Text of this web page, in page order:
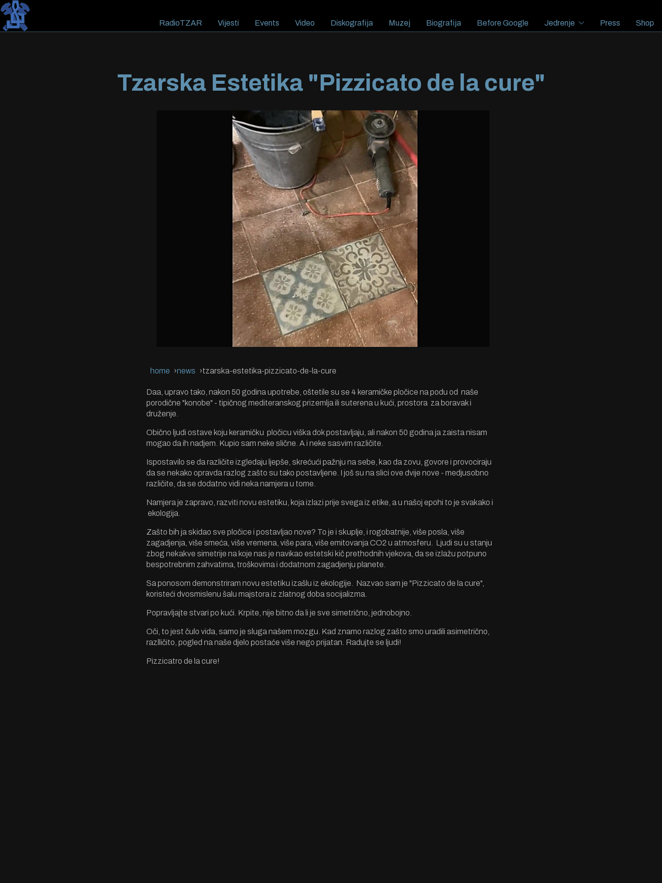
RadioTZAR Vijesti Events Video Diskografija Muzej Biografija Before Google Jedrenje Press Shop
Tzarska Estetika "Pizzicato de la cure"
home news tzarska-estetika-pizzicato-de-la-cure
Daa, upravo tako, nakon 50 godina upotrebe, oštetile su se 4 keramičke pločice na podu od naše
porodične "konobe" - tipičnog mediteranskog prizemlja ili suterena u kući, prostora za boravak i
druženje.
Obično ljudi ostave koju keramičku pločicu viška dok postavljaju, ali nakon 50 godina ja zaista nisam
mogao da ih nadjem. Kupio sam neke slične. A i neke sasvim različite.
Ispostavilo se da različite izgledaju ljepše, skrećući pažnju na sebe, kao da zovu, govore i provociraju
da se nekako opravda razlog zašto su tako postavljene. I još su na slici ove dvije nove - medjusobno
različite, da se dodatno vidi neka namjera u tome.
Namjera je zapravo, razviti novu estetiku, koja izlazi prije svega iz etike, a u našoj epohi to je svakako i
ekologija.
Zašto bih ja skidao sve pločice i postavljao nove? To je i skuplje, i rogobatnije, više posla, više
zagadjenja, više smeća, više vremena, više para, više emitovanja CO2 u atmosferu. Ljudi su u stanju
zbog nekakve simetrije na koje nas je navikao estetski kič prethodnih vjekova, da se izlažu potpuno
bespotrebnim zahvatima, troškovima i dodatnom zagadjenju planete.
Sa ponosom demonstriram novu estetiku izašlu iz ekologije. Nazvao sam je "Pizzicato de la cure",
koristeći dvosmislenu šalu majstora iz zlatnog doba socijalizma.
Popravljajte stvari po kući. Krpite, nije bitno da li je sve simetrično, jednobojno.
Oči, to jest čulo vida, samo je sluga našem mozgu. Kad znamo razlog zašto smo uradili asimetrično,
razlličito, pogled na naše djelo postaće više nego prijatan. Radujte se ljudi!
Pizzicatro de la cure!